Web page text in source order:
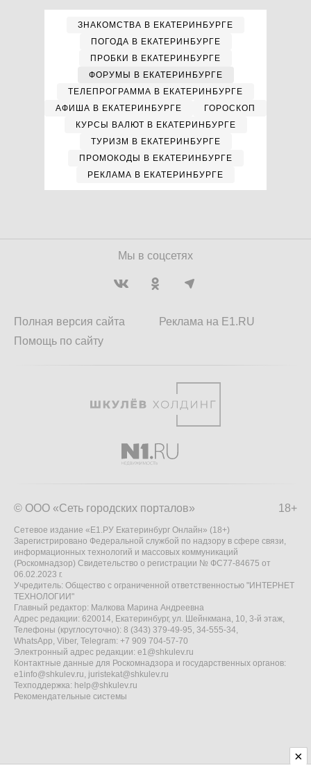
ЗНАКОМСТВА В ЕКАТЕРИНБУРГЕ
ПОГОДА В ЕКАТЕРИНБУРГЕ
ПРОБКИ В ЕКАТЕРИНБУРГЕ
ФОРУМЫ В ЕКАТЕРИНБУРГЕ
ТЕЛЕПРОГРАММА В ЕКАТЕРИНБУРГЕ
АФИША В ЕКАТЕРИНБУРГЕ
ГОРОСКОП
КУРСЫ ВАЛЮТ В ЕКАТЕРИНБУРГЕ
ТУРИЗМ В ЕКАТЕРИНБУРГЕ
ПРОМОКОДЫ В ЕКАТЕРИНБУРГЕ
РЕКЛАМА В ЕКАТЕРИНБУРГЕ
Мы в соцсетях
Полная версия сайта
Помощь по сайту
Реклама на E1.RU
18+
© ООО «Сеть городских порталов»
Сетевое издание «Е1.РУ Екатеринбург Онлайн» (18+)
Зарегистрировано Федеральной службой по надзору в сфере связи,
информационных технологий и массовых коммуникаций
(Роскомнадзор) Свидетельство о регистрации № ФС77-84675 от
06.02.2023 г.
Учредитель: Общество с ограниченной ответственностью "ИНТЕРНЕТ
ТЕХНОЛОГИИ"
Главный редактор: Малкова Марина Андреевна
Адрес редакции: 620014, Екатеринбург, ул. Шейнкмана, 10, 3-й этаж,
Телефоны (круглосуточно): 8 (343) 379-49-95, 34-555-34,
WhatsApp, Viber, Telegram: +7 909 704-57-70
Электронный адрес редакции: e1@shkulev.ru
Контактные данные для Роскомнадзора и государственных органов:
e1info@shkulev.ru, juristekat@shkulev.ru
Техподдержка: help@shkulev.ru
Рекомендательные системы